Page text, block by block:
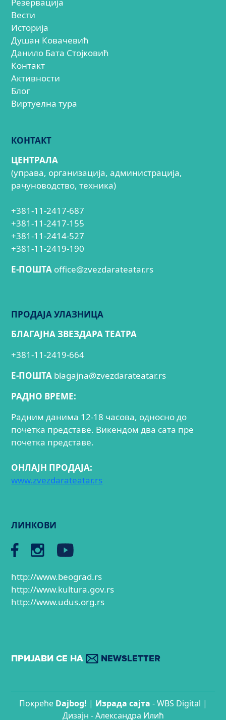
Вести
Историја
Душан Ковачевић
Данило Бата Стојковић
Контакт
Активности
Блог
Виртуелна тура
КОНТАКТ
ЦЕНТРАЛА
(управа, организација, администрација,
рачуноводство, техника)
+381-11-2417-687
+381-11-2417-155
+381-11-2414-527
+381-11-2419-190
E-ПОШТА office@zvezdarateatar.rs
ПРОДАЈА УЛАЗНИЦА
БЛАГАЈНА ЗВЕЗДАРА ТЕАТРА
+381-11-2419-664
E-ПОШТА blagajna@zvezdarateatar.rs
РАДНО ВРЕМЕ:
Радним данима 12-18 часова, односно до
почетка представе. Викендом два сата пре
почетка представе.
ОНЛАЈН ПРОДАЈА:
www.zvezdarateatar.rs
ЛИНКОВИ
http://www.beograd.rs
http://www.kultura.gov.rs
http://www.udus.org.rs
ПРИЈАВИ СЕ НА NEWSLETTER
Покреће Dajbog! | Израда сајтa - WBS Digital |
Дизајн - Александра Илић